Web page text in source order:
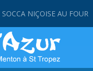
SOCCA NIÇOISE AU FOUR